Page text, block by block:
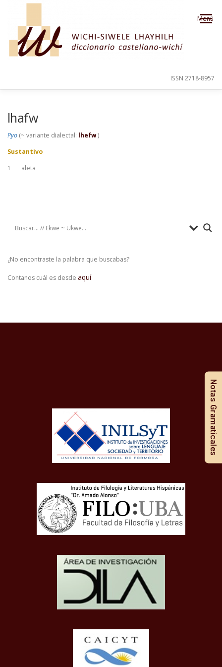
Saltar al contenido
Menú
ISSN 2718-8957
lhafw
Pyo (~ variante dialectal: lhefw)
Sustantivo
1
aleta
¿No encontraste la palabra que buscabas?
Contanos cuál es desde aquí
Notas Gramaticales